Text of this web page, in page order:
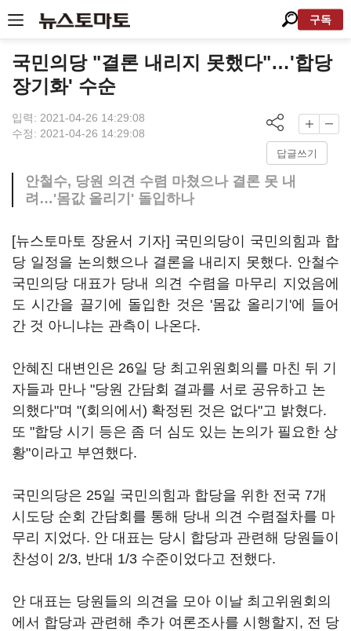
구독
국민의당 "결론 내리지 못했다"…'합당
장기화' 수순
입력: 2021-04-26 14:29:08
수정: 2021-04-26 14:29:08
답글쓰기
안철수, 당원 의견 수렴 마쳤으나 결론 못 내
려…'몸값 올리기' 돌입하나
[뉴스토마토 장윤서 기자] 국민의당이 국민의힘과 합
당 일정을 논의했으나 결론을 내리지 못했다. 안철수
국민의당 대표가 당내 의견 수렴을 마무리 지었음에
도 시간을 끌기에 돌입한 것은 '몸값 올리기'에 들어
간 것 아니냐는 관측이 나온다.
안혜진 대변인은 26일 당 최고위원회의를 마친 뒤 기
자들과 만나 "당원 간담회 결과를 서로 공유하고 논
의했다"며 "(회의에서) 확정된 것은 없다"고 밝혔다.
또 "합당 시기 등은 좀 더 심도 있는 논의가 필요한 상
황"이라고 부연했다.
국민의당은 25일 국민의힘과 합당을 위한 전국 7개
시도당 순회 간담회를 통해 당내 의견 수렴절차를 마
무리 지었다. 안 대표는 당시 합당과 관련해 당원들이
찬성이 2/3, 반대 1/3 수준이었다고 전했다.
안 대표는 당원들의 의견을 모아 이날 최고위원회의
에서 합당과 관련해 추가 여론조사를 시행할지, 전 당